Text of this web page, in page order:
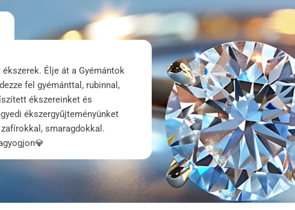
Élje át a Gyémántok
fel gyémánttal, rubinnal,
ékszereinket és
ékszergyűjteményünket
smaragdokkal.